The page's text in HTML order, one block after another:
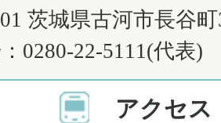
茨城県古河市長谷
0280-22-5111(代表)
アクセス